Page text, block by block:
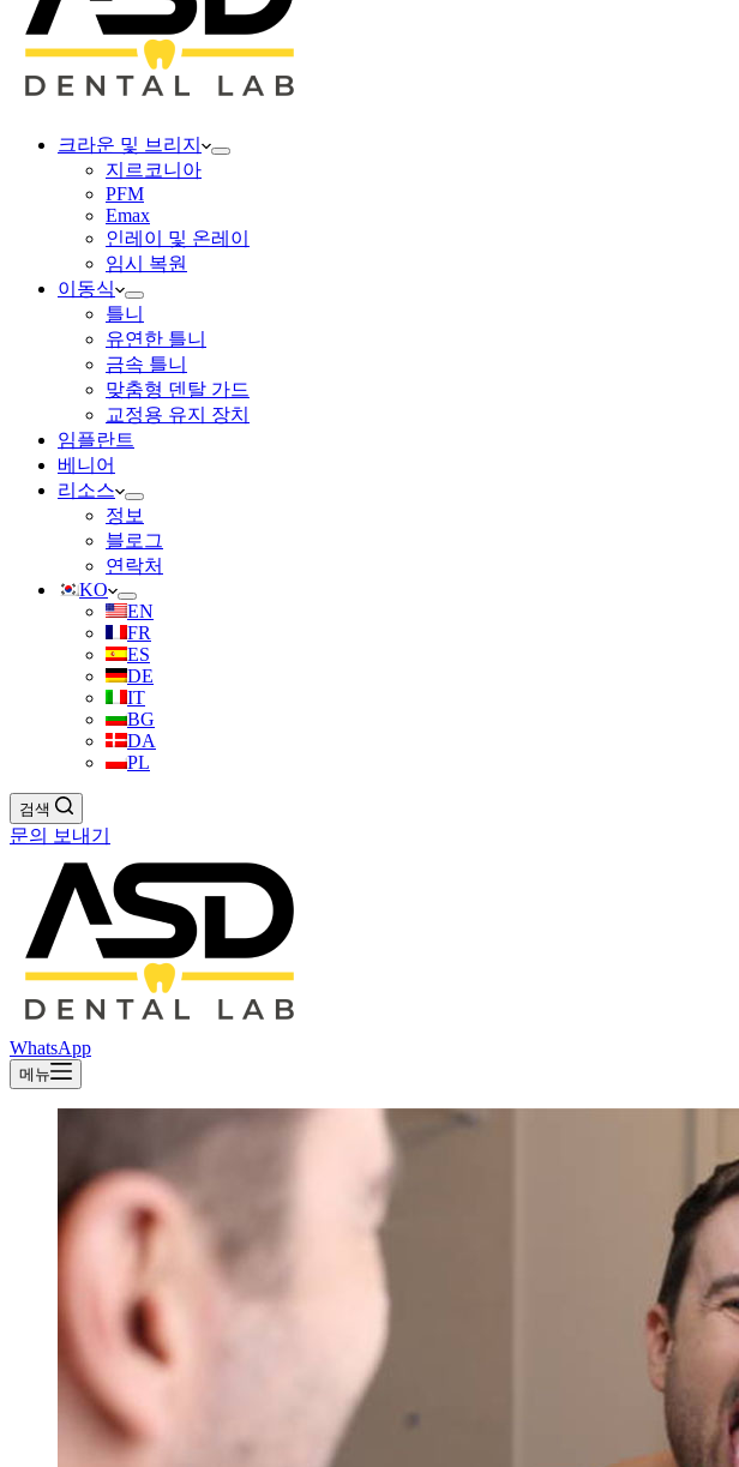
크라운 및 브리지
지르코니아
PFM
Emax
인레이 및 온레이
임시 복원
이동식
틀니
유연한 틀니
금속 틀니
맞춤형 덴탈 가드
교정용 유지 장치
임플란트
베니어
리소스
정보
블로그
연락처
KO
EN
FR
ES
DE
IT
BG
DA
PL
검색
문의 보내기
WhatsApp
메뉴